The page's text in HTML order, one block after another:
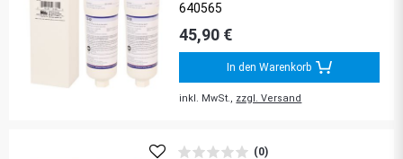
640565
45,90 €
In den Warenkorb
inkl. MwSt., zzgl. Versand
(0)